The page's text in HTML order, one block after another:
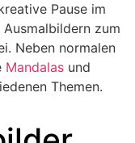
Pause im
zum
Neben normalen
Mandalas und
Themen.